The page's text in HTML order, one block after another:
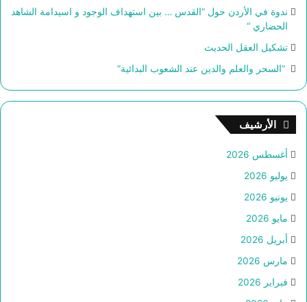
ندوة في الأردن حول “القدس … بين استهداف الوجود و اسيدامة الشاهد
الحضاري “
تشكيل العقل الحديث
“السحر والعلم والدين عند الشعوب البدائية”
الأرشيف
أغسطس 2026
يوليو 2026
يونيو 2026
مايو 2026
أبريل 2026
مارس 2026
فبراير 2026